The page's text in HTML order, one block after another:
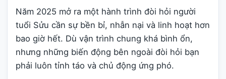
Năm 2025 mở ra một hành trình đòi hỏi người
tuổi Sửu cần sự bền bỉ, nhẫn nại và linh hoạt hơn
bao giờ hết. Dù vận trình chung khá bình ổn,
nhưng những biến động bên ngoài đòi hỏi bạn
phải luôn tỉnh táo và chủ động ứng phó.